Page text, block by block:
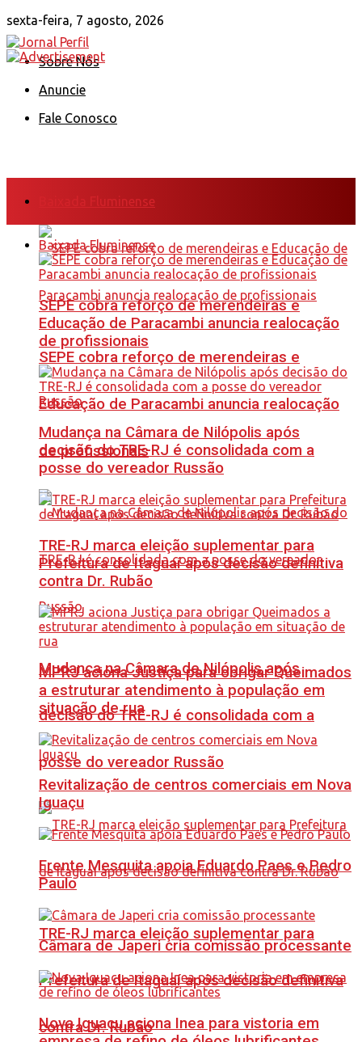
sexta-feira, 7 agosto, 2026
Sobre Nós
Anuncie
Fale Conosco
Baixada Fluminense
SEPE cobra reforço de merendeiras e
Educação de Paracambi anuncia realocação
de profissionais
Mudança na Câmara de Nilópolis após
decisão do TRE-RJ é consolidada com a
posse do vereador Russão
TRE-RJ marca eleição suplementar para
Prefeitura de Itaguaí após decisão definitiva
contra Dr. Rubão
Baixada Fluminense
SEPE cobra reforço de merendeiras e
Educação de Paracambi anuncia realocação
de profissionais
Mudança na Câmara de Nilópolis após
decisão do TRE-RJ é consolidada com a
posse do vereador Russão
TRE-RJ marca eleição suplementar para
Prefeitura de Itaguaí após decisão definitiva
contra Dr. Rubão
MPRJ aciona Justiça para obrigar Queimados
a estruturar atendimento à população em
situação de rua
Revitalização de centros comerciais em Nova
Iguaçu
Frente Mesquita apoia Eduardo Paes e Pedro
Paulo
Câmara de Japeri cria comissão processante
Nova Iguaçu aciona Inea para vistoria em